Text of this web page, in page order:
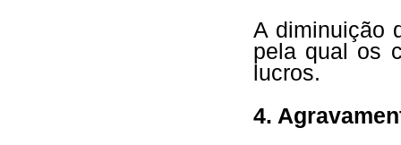
A diminuição
pela qual os
lucros.
4.